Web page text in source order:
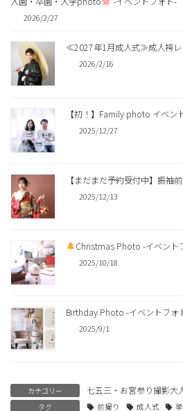
2026/2/27
≪2027年1月成人式≫成人袴
2026/2/16
【初！】Family photo イベン
2025/12/27
【まだまだ予約受付中】振袖
2025/12/13
Christmas Photo -イベント
2025/10/18
Birthday Photo -イベントフォ
2025/9/1
カテゴリー 七五三・お宮参り撮影大
タグ 前撮り 成人式